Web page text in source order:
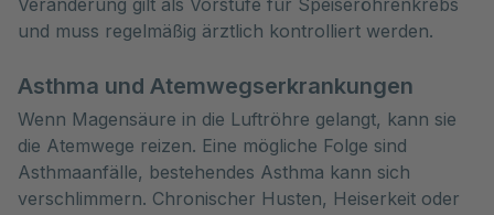
Veränderung gilt als Vorstufe für Speiseröhrenkrebs
und muss regelmäßig ärztlich kontrolliert werden.
Asthma und Atemwegserkrankungen
Wenn Magensäure in die Luftröhre gelangt, kann sie
die Atemwege reizen. Eine mögliche Folge sind
Asthmaanfälle, bestehendes Asthma kann sich
verschlimmern. Chronischer Husten, Heiserkeit oder